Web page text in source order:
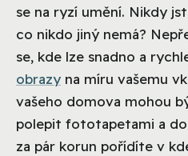
se na ryzí umění. Nikdy
co nikdo jiný nemá?
se, kde lze snadno a
obrazy na míru vašemu
vašeho domova mohou
polepit fototapetami a
za pár korun pořídíte v